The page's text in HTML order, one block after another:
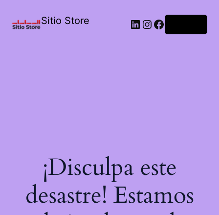
Sitio Store
¡Disculpa este
desastre! Estamos